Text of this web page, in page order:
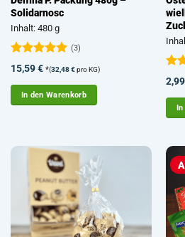
Solidarnosc
Inhalt: 480 g
Bewertet
mit5 von
5
(3)
15,59€ *(32,48€pro KG)
In den Warenkorb
mit
2,99
In